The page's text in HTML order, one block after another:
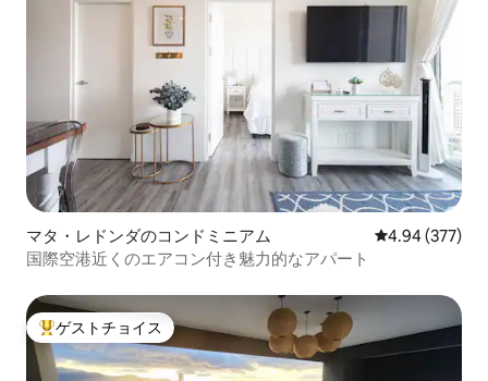
マタ・レドンダのコンドミニアム レビュー377
4.94 (377)
国際空港近くのエアコン付き魅力的なアパート
大好評のゲストチョイスです。
ゲストチョイス